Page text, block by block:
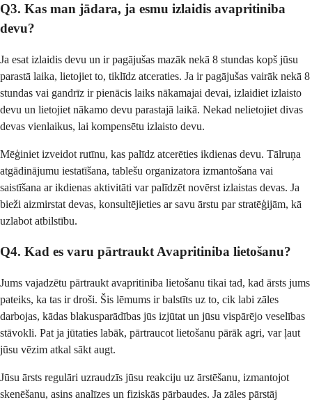
Q3. Kas man jādara, ja esmu izlaidis avapritiniba
devu?
Ja esat izlaidis devu un ir pagājušas mazāk nekā 8 stundas kopš jūsu
parastā laika, lietojiet to, tiklīdz atceraties. Ja ir pagājušas vairāk nekā 8
stundas vai gandrīz ir pienācis laiks nākamajai devai, izlaidiet izlaisto
devu un lietojiet nākamo devu parastajā laikā. Nekad nelietojiet divas
devas vienlaikus, lai kompensētu izlaisto devu.
Mēģiniet izveidot rutīnu, kas palīdz atcerēties ikdienas devu. Tālruņa
atgādinājumu iestatīšana, tablešu organizatora izmantošana vai
saistīšana ar ikdienas aktivitāti var palīdzēt novērst izlaistas devas. Ja
bieži aizmirstat devas, konsultējieties ar savu ārstu par stratēģijām, kā
uzlabot atbilstību.
Q4. Kad es varu pārtraukt Avapritiniba lietošanu?
Jums vajadzētu pārtraukt avapritiniba lietošanu tikai tad, kad ārsts jums
pateiks, ka tas ir droši. Šis lēmums ir balstīts uz to, cik labi zāles
darbojas, kādas blakusparādības jūs izjūtat un jūsu vispārējo veselības
stāvokli. Pat ja jūtaties labāk, pārtraucot lietošanu pārāk agri, var ļaut
jūsu vēzim atkal sākt augt.
Jūsu ārsts regulāri uzraudzīs jūsu reakciju uz ārstēšanu, izmantojot
skenēšanu, asins analīzes un fiziskās pārbaudes. Ja zāles pārstāj